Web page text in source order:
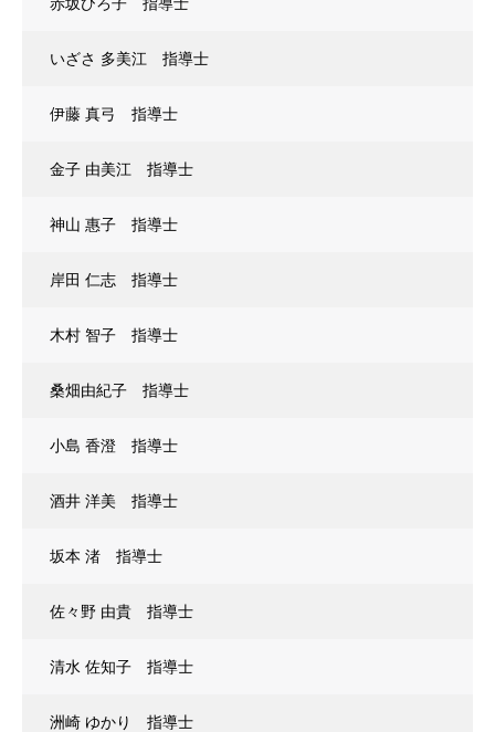
いざさ 多美江 指導士
伊藤 真弓 指導士
金子 由美江 指導士
神山 惠子 指導士
岸田 仁志 指導士
木村 智子 指導士
桑畑由紀子 指導士
小島 香澄 指導士
酒井 洋美 指導士
坂本 渚 指導士
佐々野 由貴 指導士
清水 佐知子 指導士
洲崎 ゆかり 指導士